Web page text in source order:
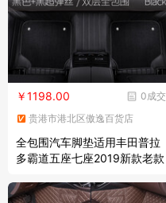
0成交
￥1198.00
贵港市港北区傲逸百货店
全包围汽车脚垫适用丰田普拉
多霸道五座七座2019新款老款
【双层】